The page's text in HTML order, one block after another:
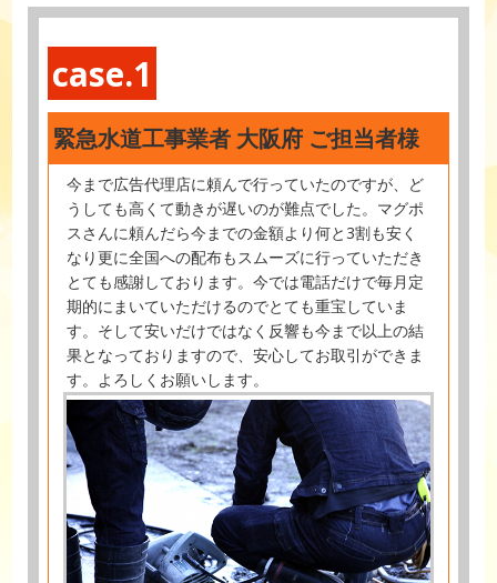
case.1
緊急水道工事業者 大阪府 ご担当者様
今まで広告代理店に頼んで行っていたのですが、ど
うしても高くて動きが遅いのが難点でした。マグポ
スさんに頼んだら今までの金額より何と3割も安く
なり更に全国への配布もスムーズに行っていただき
とても感謝しております。今では電話だけで毎月定
期的にまいていただけるのでとても重宝していま
す。そして安いだけではなく反響も今まで以上の結
果となっておりますので、安心してお取引ができま
す。よろしくお願いします。